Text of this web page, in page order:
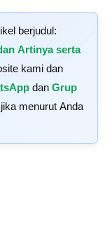
berjudul:
Artinya serta
kami dan
danGrup
menurut Anda